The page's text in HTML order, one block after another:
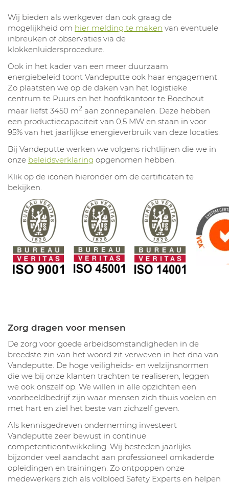
Wij bieden als werkgever dan ook graag de
mogelijkheid om hier melding te maken van eventuele
inbreuken of observaties via de
klokkenluidersprocedure.
Ook in het kader van een meer duurzaam
energiebeleid toont Vandeputte ook haar engagement.
Zo plaatsten we op de daken van het logistieke
centrum te Puurs en het hoofdkantoor te Boechout
maar liefst 3450 m2 aan zonnepanelen. Deze hebben
een productiecapaciteit van 0,5 MW en staan in voor
95% van het jaarlijkse energieverbruik van deze locaties.
Bij Vandeputte werken we volgens richtlijnen die we in
onze beleidsverklaring opgenomen hebben.
Klik op de iconen hieronder om de certificaten te
bekijken.
Zorg dragen voor mensen
De zorg voor goede arbeidsomstandigheden in de
breedste zin van het woord zit verweven in het dna van
Vandeputte. De hoge veiligheids- en welzijnsnormen
die we bij onze klanten trachten te realiseren, leggen
we ook onszelf op. We willen in alle opzichten een
voorbeeldbedrijf zijn waar mensen zich thuis voelen en
met hart en ziel het beste van zichzelf geven.
Als kennisgedreven onderneming investeert
Vandeputte zeer bewust in continue
competentieontwikkeling. Wij besteden jaarlijks
bijzonder veel aandacht aan professioneel omkaderde
opleidingen en trainingen. Zo ontpoppen onze
medewerkers zich als volbloed Safety Experts en helpen